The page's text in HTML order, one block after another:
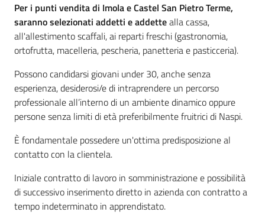
Per i punti vendita di Imola e Castel San Pietro Terme,
saranno selezionati addetti e addettealla cassa,
all'allestimento scaffali, ai reparti freschi (gastronomia,
ortofrutta, macelleria, pescheria, panetteria e pasticceria).
Possono candidarsi giovani under 30, anche senza
esperienza, desiderosi/e di intraprendere un percorso
professionale all’interno di un ambiente dinamico oppure
persone senza limiti di età preferibilmente fruitrici di Naspi.
È fondamentale possedere un'ottima predisposizione al
contatto con la clientela.
Iniziale contratto di lavoro in somministrazione e possibilità
di successivo inserimento diretto in azienda con contratto a
tempo indeterminato in apprendistato.